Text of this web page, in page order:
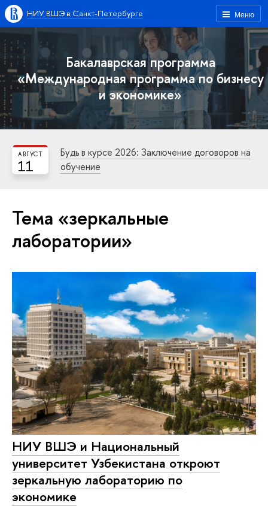
Меню
НИУ ВШЭ в Санкт-Петербурге
Бакалаврская программа
«Международная программа по бизнесу
и экономике»
11
АВГУСТ
Будь в курсе 2026: Заключение договоров на
обучение
Тема «зеркальные
лаборатории»
НИУ ВШЭ и Национальный
университет Узбекистана откроют
зеркальную лабораторию по
экономике